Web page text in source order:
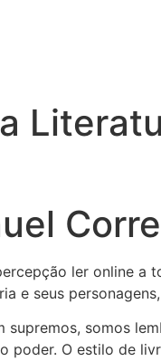
ler online a
e seus
somos
poder. O estilo de